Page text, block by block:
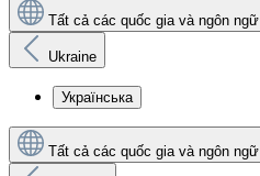
Tất cả các quốc gia và ngôn ngữ
Ukraine
Українська
Tất cả các quốc gia và ngôn ngữ